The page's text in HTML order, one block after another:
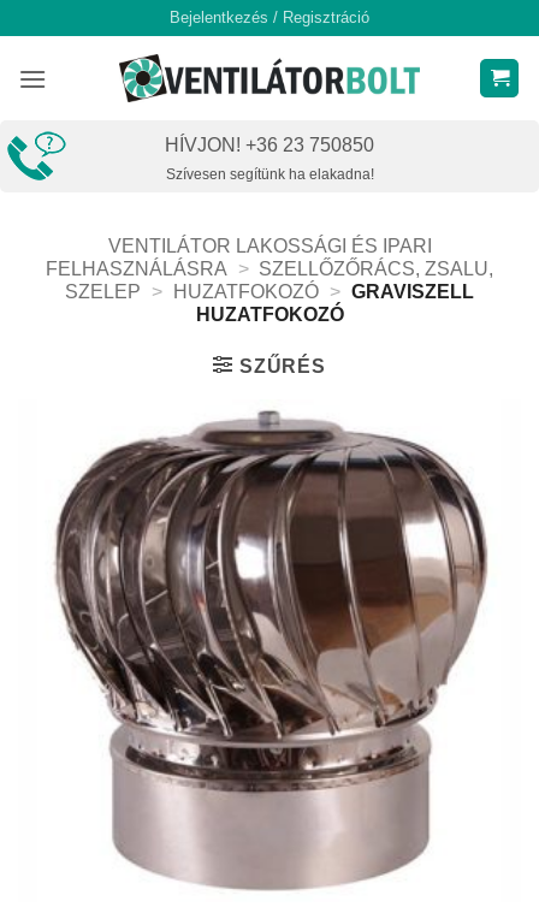
content
Bejelentkezés / Regisztráció
HÍVJON! +36 23 750850
Szívesen segítünk ha elakadna!
VENTILÁTOR LAKOSSÁGI ÉS IPARI
FELHASZNÁLÁSRA
> SZELLŐZŐRÁCS, ZSALU,
SZELEP
> HUZATFOKOZÓ > GRAVISZELL
HUZATFOKOZÓ
SZŰRÉS